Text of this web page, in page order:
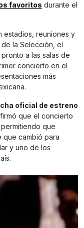
favoritos durante el
estadios, reuniones y
la Selección, el
a las salas de
concierto en el
más
oficial de estreno
que el concierto
que
que cambió para
y uno de los